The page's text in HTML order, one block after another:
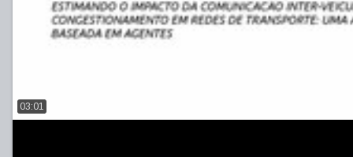
03:01